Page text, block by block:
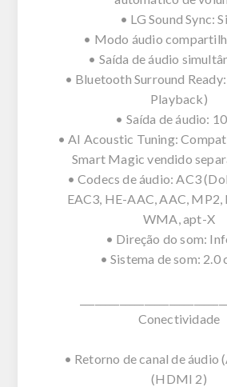
• LG Sound Sync:
• Modo áudio
• Saída de áudio
• Bluetooth Surround
Playback)
• Saída de áudio:
• AI Acoustic Tuning:
Smart Magic vendido
• Codecs de áudio: AC3
EAC3, HE-AAC, AAC,
WMA, apt-X
• Direção do som:
• Sistema de som: 2.0
Conectividade
• Retorno de canal de áudio
(HDMI 2)